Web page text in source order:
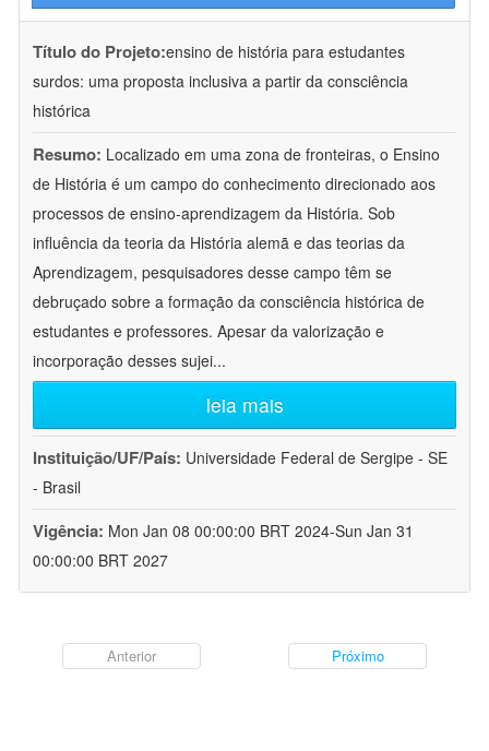
Título do Projeto:ensino de história para estudantes
surdos: uma proposta inclusiva a partir da consciência
histórica
Resumo: Localizado em uma zona de fronteiras, o Ensino
de História é um campo do conhecimento direcionado aos
processos de ensino-aprendizagem da História. Sob
influência da teoria da História alemã e das teorias da
Aprendizagem, pesquisadores desse campo têm se
debruçado sobre a formação da consciência histórica de
estudantes e professores. Apesar da valorização e
incorporação desses sujei...
leia mais
Instituição/UF/País: Universidade Federal de Sergipe - SE
- Brasil
Vigência: Mon Jan 08 00:00:00 BRT 2024-Sun Jan 31
00:00:00 BRT 2027
Anterior Próximo